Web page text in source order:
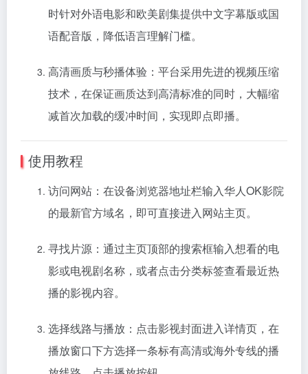
时针对外语电影和欧美剧集提供中文字幕版或国
语配音版，降低语言理解门槛。
高清画质与秒播体验：平台采用先进的视频压缩
技术，在保证画质达到高清标准的同时，大幅缩
减首次加载的缓冲时间，实现即点即播。
使用教程
访问网站：在设备浏览器地址栏输入华人OK影院
的最新官方域名，即可直接进入网站主页。
寻找片源：通过主页顶部的搜索框输入想看的电
影或电视剧名称，或者点击分类标签查看最近热
播的影视内容。
选择线路与播放：点击影视封面进入详情页，在
播放窗口下方选择一条标有高清或海外专线的播